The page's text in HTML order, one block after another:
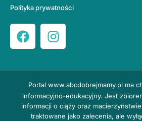
Polityka prywatności
Portal www.abcdobrejmamy.pl ma
informacyjno-edukacyjny. Jest
informacji o ciąży oraz
traktowane jako zalecenia, ale